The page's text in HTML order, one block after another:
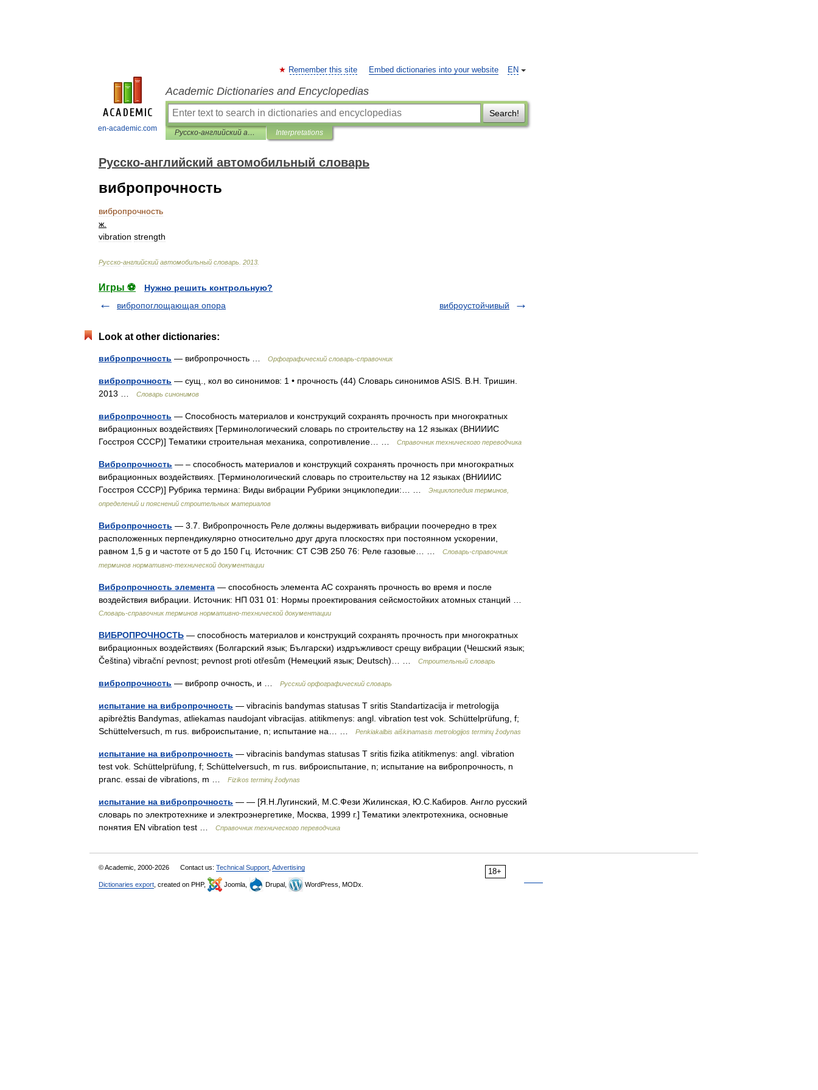
en-academic.com
EN
Remember this site Embed dictionaries into your website
Academic Dictionaries and Encyclopedias
Search!
Русско-английский автомобильный словарь Interpretations
Русско-английский автомобильный словарь
вибропрочность
вибропрочность
ж
vibration strength
Русско-английский автомобильный словарь 2013
Игры ⚽
Нужно решить контрольную?
вибропоглощающая опора
виброустойчивый
Look at other dictionaries:
вибропрочность — вибропрочность … Орфографический словарь-справочник
вибропрочность — сущ., кол во синонимов: 1 • прочность (44) Словарь синонимов ASIS. В.Н. Тришин.
2013 …
Словарь синонимов
вибропрочность — Способность материалов и конструкций сохранять прочность при многократных
вибрационных воздействиях [Терминологический словарь по строительству на 12 языках (ВНИИИС
Госстроя СССР)] Тематики строительная механика, сопротивление… …
Справочник технического переводчика
Вибропрочность — – способность материалов и конструкций сохранять прочность при многократных
вибрационных воздействиях. [Терминологический словарь по строительству на 12 языках (ВНИИИС
Госстроя СССР)] Рубрика термина: Виды вибрации Рубрики энциклопедии:… …
Энциклопедия терминов,
определений и пояснений строительных материалов
Вибропрочность — 3.7. Вибропрочность Реле должны выдерживать вибрации поочередно в трех
расположенных перпендикулярно относительно друг друга плоскостях при постоянном ускорении,
равном 1,5 g и частоте от 5 до 150 Гц. Источник: СТ СЭВ 250 76: Реле газовые… …
Словарь-справочник
терминов нормативно-технической документации
Вибропрочность элемента — способность элемента АС сохранять прочность во время и после
воздействия вибрации. Источник: НП 031 01: Нормы проектирования сейсмостойких атомных станций …
Словарь-справочник терминов нормативно-технической документации
ВИБРОПРОЧНОСТЬ — способность материалов и конструкций сохранять прочность при многократных
вибрационных воздействиях (Болгарский язык; Български) издръжливост срещу вибрации (Чешский язык;
Čeština) vibrační pevnost; pevnost proti otřesům (Немецкий язык; Deutsch)… …
Строительный словарь
вибропрочность — вибропр очность, и … Русский орфографический словарь
испытание на вибропрочность — vibracinis bandymas statusas T sritis Standartizacija ir metrologija
apibrėžtis Bandymas, atliekamas naudojant vibracijas. atitikmenys: angl. vibration test vok. Schüttelprüfung, f;
Schüttelversuch, m rus. виброиспытание, n; испытание на… …
Penkiakalbis aiškinamasis metrologijos terminų žodynas
испытание на вибропрочность — vibracinis bandymas statusas T sritis fizika atitikmenys: angl. vibration
test vok. Schüttelprüfung, f; Schüttelversuch, m rus. виброиспытание, n; испытание на вибропрочность, n
pranc. essai de vibrations, m …
Fizikos terminų žodynas
испытание на вибропрочность — — [Я.Н.Лугинский, М.С.Фези Жилинская, Ю.С.Кабиров. Англо русский
словарь по электротехнике и электроэнергетике, Москва, 1999 г.] Тематики электротехника, основные
понятия EN vibration test …
Справочник технического переводчика
18+
© Academic, 2000-2026 Contact us: Technical Support Advertising
Dictionaries export , created on PHP, Joomla, Drupal, WordPress, MODx.